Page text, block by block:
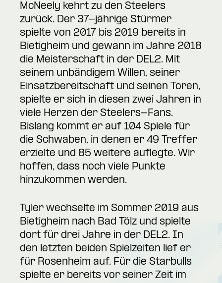
McNeely kehrt zu den Steelers
zurück. Der 37-jährige Stürmer
spielte von 2017 bis 2019 bereits in
Bietigheim und gewann im Jahre 2018
die Meisterschaft in der DEL2. Mit
seinem unbändigem Willen, seiner
Einsatzbereitschaft und seinen Toren,
spielte er sich in diesen zwei Jahren in
viele Herzen der Steelers-Fans.
Bislang kommt er auf 104 Spiele für
die Schwaben, in denen er 49 Treffer
erzielte und 85 weitere auflegte. Wir
hoffen, dass noch viele Punkte
hinzukommen werden.
Tyler wechselte im Sommer 2019 aus
Bietigheim nach Bad Tölz und spielte
dort für drei Jahre in der DEL2. In
den letzten beiden Spielzeiten lief er
für Rosenheim auf. Für die Starbulls
spielte er bereits vor seiner Zeit im